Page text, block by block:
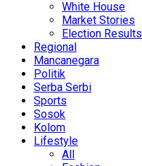
White House
Market Stories
Election Results
Regional
Mancanegara
Politik
Serba Serbi
Sports
Sosok
Kolom
Lifestyle
All